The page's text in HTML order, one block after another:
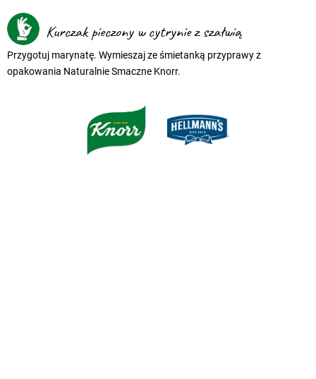
Kurczak pieczony w cytrynie z szałwią
Przygotuj marynatę. Wymieszaj ze śmietanką przyprawy z
opakowania Naturalnie Smaczne Knorr.